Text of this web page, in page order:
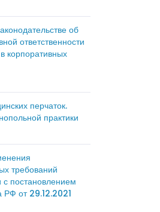
об
ответственности
корпоративных
перчаток.
практики
требований
с постановлением
РФ от 29.12.2021